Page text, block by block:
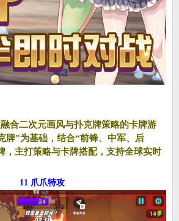
融合二次元画风与扑克牌策略的卡牌游
牌”为基础，结合“前锋、中军、后
，主打策略与卡牌搭配，支持全球实时
11 爪爪特攻